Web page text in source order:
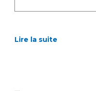
Lire la suite